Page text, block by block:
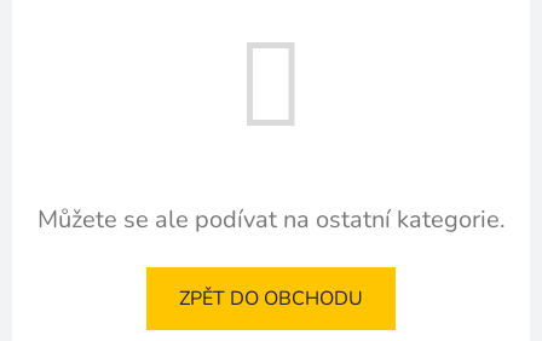
Můžete se ale podívat na ostatní kategorie.
ZPĚT DO OBCHODU